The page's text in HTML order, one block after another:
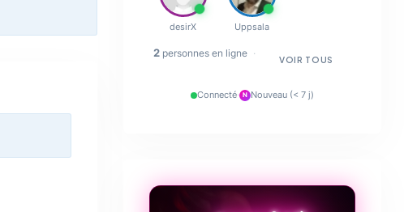
desirX Uppsala
2 personnes en ligne ·
VOIR TOUS
Connecté· N Nouveau (< 7 j)
❤️‍🔥